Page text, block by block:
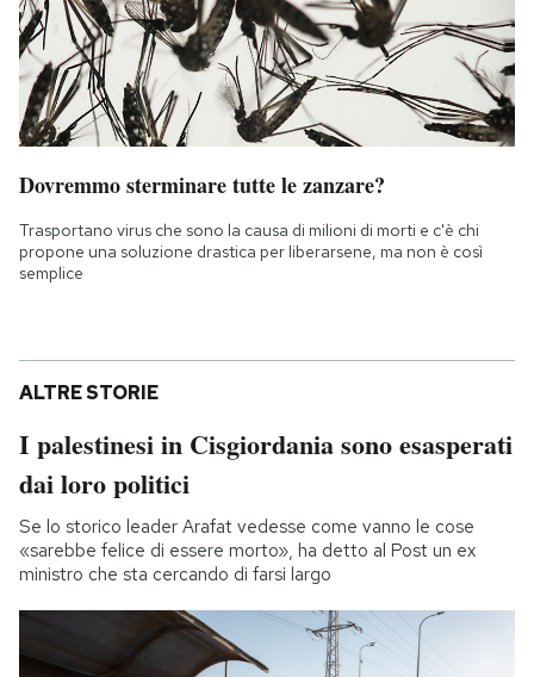
Dovremmo sterminare tutte le zanzare?
Trasportano virus che sono la causa di milioni di morti e c'è chi
propone una soluzione drastica per liberarsene, ma non è così
semplice
ALTRE STORIE
I palestinesi in Cisgiordania sono esasperati
dai loro politici
Se lo storico leader Arafat vedesse come vanno le cose
«sarebbe felice di essere morto», ha detto al Post un ex
ministro che sta cercando di farsi largo